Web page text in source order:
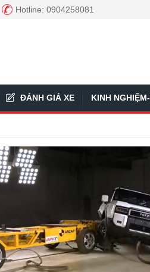
Hotline: 0904258081
ĐÁNH GIÁ XE KINH